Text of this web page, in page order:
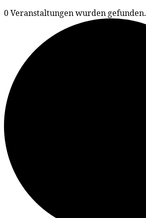
0 Veranstaltungen wurden gefunden.